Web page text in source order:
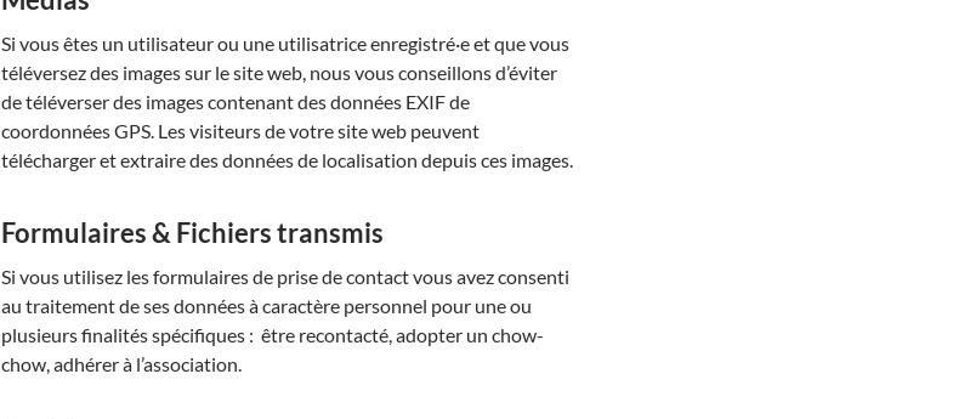
Si vous êtes un utilisateur ou une utilisatrice enregistré·e et que vous
téléversez des images sur le site web, nous vous conseillons d’éviter
de téléverser des images contenant des données EXIF de
coordonnées GPS. Les visiteurs de votre site web peuvent
télécharger et extraire des données de localisation depuis ces images.
Formulaires & Fichiers transmis
Si vous utilisez les formulaires de prise de contact vous avez consenti
au traitement de ses données à caractère personnel pour une ou
plusieurs finalités spécifiques : être recontacté, adopter un chow-
chow, adhérer à l’association.